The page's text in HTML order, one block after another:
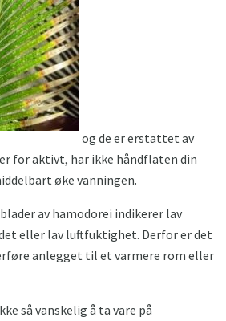
og de er erstattet av
for aktivt, har ikke håndflaten din
øke vanningen.
av hamodorei indikerer lav
eller lav luftfuktighet. Derfor er det
anlegget til et varmere rom eller
så vanskelig å ta vare på